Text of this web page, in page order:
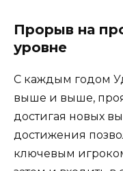
Прорыв на
уровне
С каждым годом
выше и выше,
достигая новых
достижения
ключевым